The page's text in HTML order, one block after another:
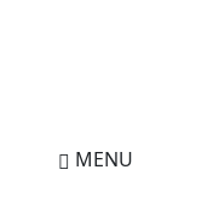
MENU